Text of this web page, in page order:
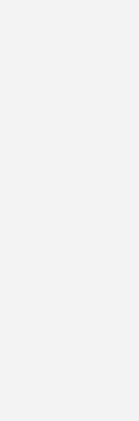
Kraft freigesetzt –
Ihnen in der Praxis neues
meist dann, wenn Mitarbeiter
die Vakanz schnell füllen
das mitunter abfedern, aber ich
Funktionen einen fachlichen
dann Mitarbeiter, die unsere
dann eine neue Kraft ein Jahr lang
und sie so wieder
mit den normalen Bordmitteln
es immer eilig, wenn ich
die gesuchten Menschen auch
Beschleunigung der
Aber häufig geht es darum,
ist jeder Tag einer nicht
Geld verlieren.
Personalentwicklungen mehr
Karrieremessen, mehr staatlich
ein Tool, um das eigene Image